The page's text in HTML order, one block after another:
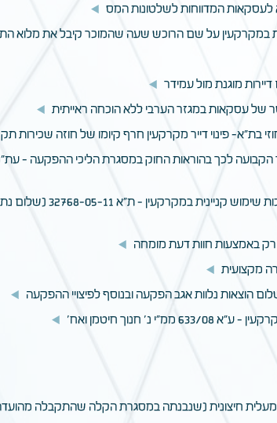
באמצעות חוות דעת מומחה
הוצאות נלוות אגב הפקעה ובנוסף לפיצויי ההפקעה
חנוך חיטמן ואח'